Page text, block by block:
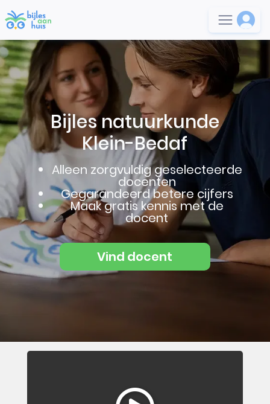
Bijles natuurkunde
Klein-Bedaf
Alleen zorgvuldig geselecteerde
docenten
Gegarandeerd betere cijfers
Maak gratis kennis met de
docent
Vind docent